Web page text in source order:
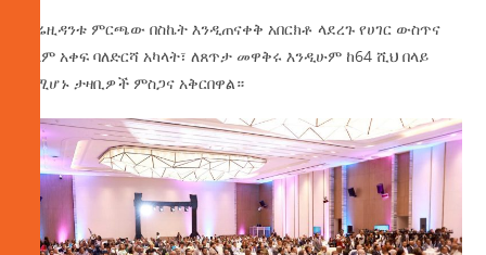
ፕሬዚዳንቱ ምርጫው በስኬት እንዲጠናቀቅ አበርክቶ ላደረጉ የሀገር ውስጥና
ዓለም አቀፍ ባለድርሻ አካላት፣ ለጸጥታ መዋቅሩ እንዲሁም ከ64 ሺህ በላይ
ለሚሆኑ ታዛቢዎች ምስጋና አቅርበዋል።